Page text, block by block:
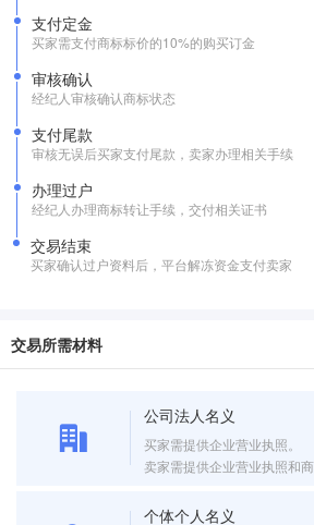
支付定金
买家需支付商标标价的10%的购买订金
审核确认
经纪人审核确认商标状态
支付尾款
审核无误后买家支付尾款，卖家办理相关手续
办理过户
经纪人办理商标转让手续，交付相关证书
交易结束
买家确认过户资料后，平台解冻资金支付卖家
交易所需材料
公司法人名义
买家需提供企业营业执照。
卖家需提供企业营业执照和商
个体个人名义